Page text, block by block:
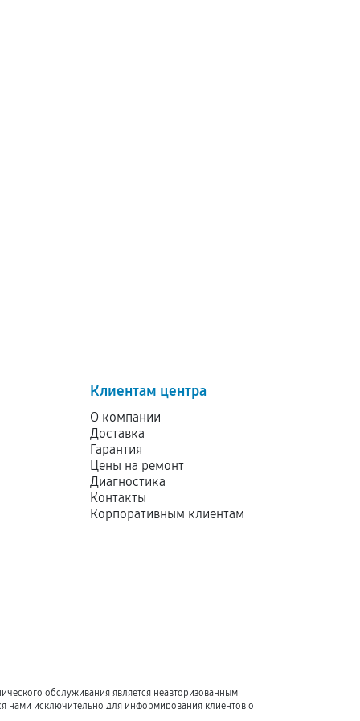
Клиентам центра
О компании
Доставка
Гарантия
Цены на ремонт
Диагностика
Контакты
Корпоративным клиентам
обслуживания является неавторизованным
нами исключительно для информирования клиентов о